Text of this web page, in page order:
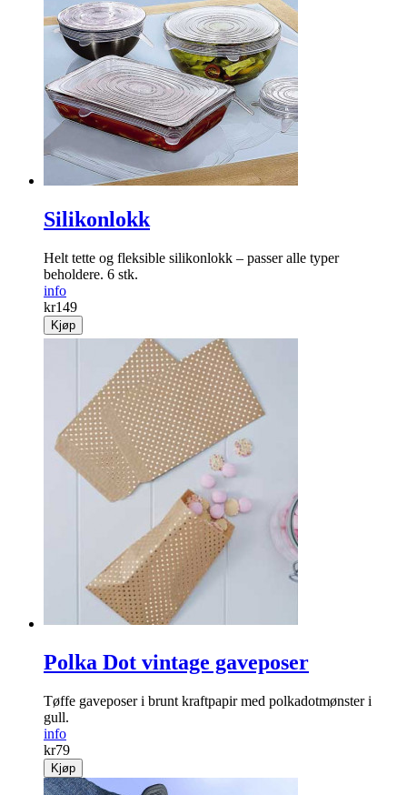
Silikonlokk
Helt tette og fleksible silikonlokk – passer alle typer
beholdere. 6 stk.
info
kr149
Kjøp
Polka Dot vintage gaveposer
Tøffe gaveposer i brunt kraftpapir med polkadotmønster i
gull.
info
kr79
Kjøp